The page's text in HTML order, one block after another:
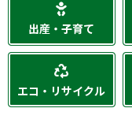
出産・子育て
エコ・リサイクル